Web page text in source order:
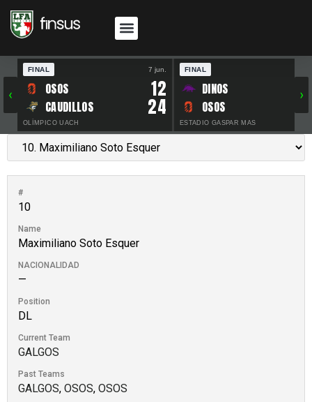
‹
FINAL 7 jun.
OSOS 12
CAUDILLOS 24
OLÍMPICO UACH
FINAL
DINOS
OSOS
ESTADIO GASPAR MAS
›
#
10
Name
Maximiliano Soto Esquer
NACIONALIDAD
—
Position
DL
Current Team
GALGOS
Past Teams
GALGOS, OSOS, OSOS